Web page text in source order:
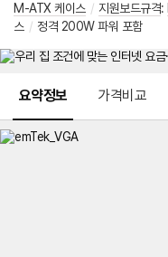
M-ATX 케이스 / 지원보드규격:
스 / 정격 200W 파워 포함
요약정보 가격비교